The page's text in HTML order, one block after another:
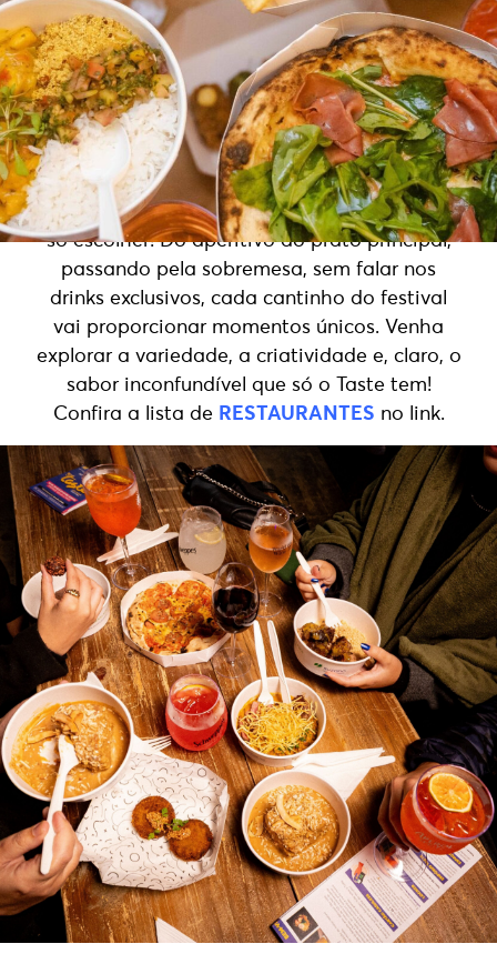
bem é um dos maiores prazeres da vida
Prepare-se para se deliciar com uma seleção
imperdível de restaurantes e bares que
representam o melhor da gastronomia! São
diversos espaços com pratos criados pelos
melhores chefs da cidade, com opções para
todos os gostos: italiana, árabe,
mediterrânea, coreana, brasileira, vegana… é
só escolher! Do aperitivo ao prato principal,
passando pela sobremesa, sem falar nos
drinks exclusivos, cada cantinho do festival
vai proporcionar momentos únicos. Venha
explorar a variedade, a criatividade e, claro, o
sabor inconfundível que só o Taste tem!
Confira a lista de RESTAURANTES no link.